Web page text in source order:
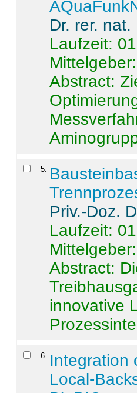
Dr. rer.
Laufzeit:
Abstract:
5
Priv.-Doz.
Laufzeit:
Abstract:
innovative
6
Integration
Local-